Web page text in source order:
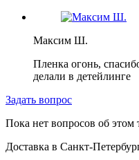
Максим Ш.
Пленка огонь,
делали в детейлинге
Задать вопрос
Пока нет вопросов об этом
Доставка в Санкт-